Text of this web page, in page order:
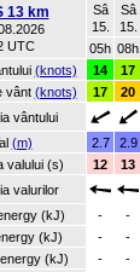
13 km
UTC
Sâ
15.
Sâ
15.
05h 08h
(knots) 14 17
vânt (knots) 17 20
vântului
(m) 2.7 2.9
valului (s)
12 13
valurilor
(kJ)
- -
(kJ)
- -
(kJ)
- -